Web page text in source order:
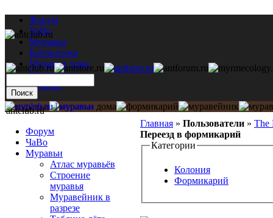
Форум
ЧаВо
Муравьи
Библиотека
Муравьи дома
Мастерская
Каталог
Главная » Пользователи » The
Переезд в формикарий
Категории
Колония
Формикарий
antclub.ru
Форум
ЧаВо
Муравьи
Атлас муравьёв
Строение
муравья
Муравейник в
разрезе